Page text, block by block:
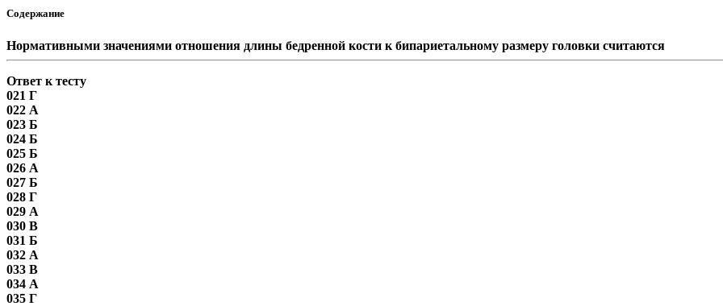
Содержание
Нормативными значениями отношения длины бедренной кости к бипариетальному размеру головки считаются
Ответ к тесту
021 Г
022 А
023 Б
024 Б
025 Б
026 А
027 Б
028 Г
029 А
030 В
031 Б
032 А
033 В
034 А
035 Г